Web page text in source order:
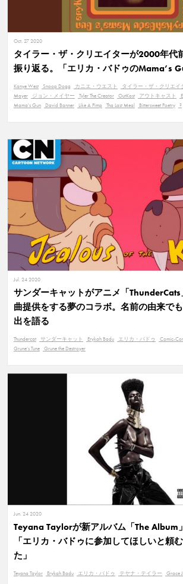
Oct. 27 2020
タイラー・ザ・クリエイターが2000年代
振り返る。「エリカ・バドゥのMama’s
Kanye West Snoop Dogg カニエ・ウエスト タイラー・ザ・クリエイ
Mayer
ジョン・メイヤー Tyler The Creator OutKast アウトキャスト
Mama's Gun
David Banner Like A Pimp Tha Last Meal Bittersweet Poetry ?
Jul. 24 2020
サンダーキャットがアニメ「
曲提供をする夢のコラボ。名前の由来で
出を語る
Thundercat サンダーキャット Erykah Badu エリカ・バドゥ Comic-
Grune’s Tune Grune the Destroyer
Jun. 24 2020
Teyana Taylorが新アルバム「The Album
「エリカ・バドゥに参加してほしいと頼
た」
Teyana Taylor Erykah Badu エリカ・バドゥ テヤナ・テイラー Grace